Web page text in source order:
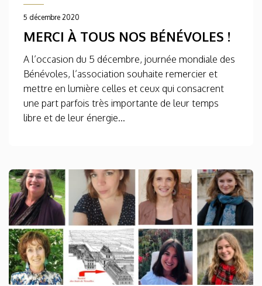
5 décembre 2020
MERCI À TOUS NOS BÉNÉVOLES !
A l’occasion du 5 décembre, journée mondiale des
Bénévoles, l’association souhaite remercier et
mettre en lumière celles et ceux qui consacrent
une part parfois très importante de leur temps
libre et de leur énergie...